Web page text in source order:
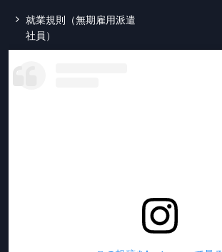
就業規則（無期雇用派遣
社員）